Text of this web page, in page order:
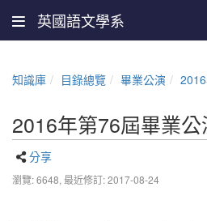
英國語文學系
知識庫 目錄總覽 畢業公演
2016年第76屆畢業
分享
瀏覽: 6648, 最近修訂: 2017-08-24